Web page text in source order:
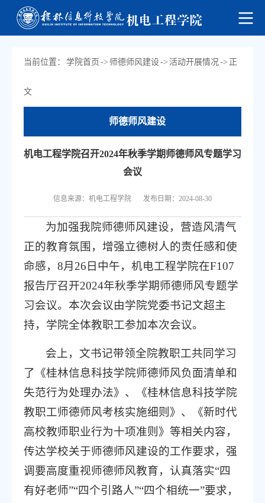
当前位置： 学院首页 -> 师德师风建设-> 活动开展情况-> 正
文
师德师风建设
机电工程学院召开2024年秋季学期师德师风专题学习
会议
信息来源：机电工程学院 发布日期：2024-08-30
为加强我院师德师风建设，营造风清气
正的教育氛围，增强立德树人的责任感和使
命感，8月26日中午，机电工程学院在F107
报告厅召开2024年秋季学期师德师风专题学
习会议。本次会议由学院党委书记文超主
持，学院全体教职工参加本次会议。
会上，文书记带领全院教职工共同学习
了《桂林信息科技学院师德师风负面清单和
失范行为处理办法》、《桂林信息科技学院
教职工师德师风考核实施细则》、《新时代
高校教师职业行为十项准则》等相关内容，
传达学校关于师德师风建设的工作要求，强
调要高度重视师德师风教育，认真落实“四
有好老师”“四个引路人”“四个相统一”要求，